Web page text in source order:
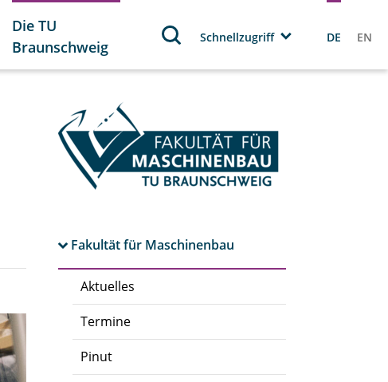
Die TU
Braunschweig
Schnellzugriff DE EN
Fakultät für Maschinenbau
Aktuelles
Termine
Pinut